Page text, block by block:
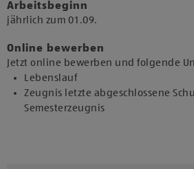
Arbeitsbeginn
jährlich zum 01.09.​
Online bewerben
Jetzt online bewerben und folgende
Lebenslauf
Zeugnis letzte abgeschlossene
Semesterzeugnis